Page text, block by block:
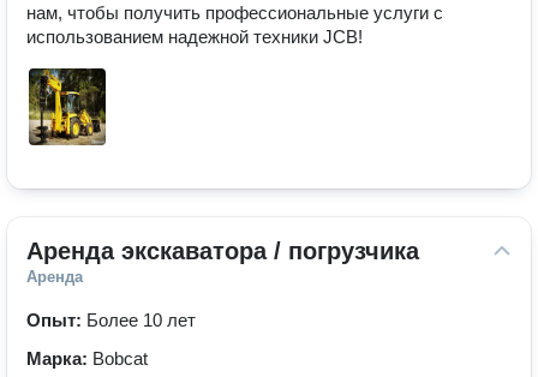
нам, чтобы получить профессиональные услуги с
использованием надежной техники JCB!
Аренда экскаватора / погрузчика
Аренда
Опыт: Более 10 лет
Марка: Bobcat